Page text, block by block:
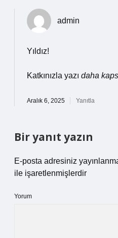
admin
Yıldız!
Katkınızla yazı daha
Aralık 6, 2025 Yanıtla
Bir yanıt yazın
E-posta adresiniz
ile işaretlenmişlerdir
Yorum